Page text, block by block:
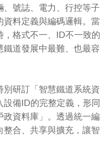
、號誌、電力、行控等子
資料定義與編碼邏輯。當
，格式不一、ID不一致的
鐵道發展中最難、也最容
研訂「智慧鐵道系統資
備ID的完整定義，形同
資料庫」。透過統一編
合、共享與擴充，讓智